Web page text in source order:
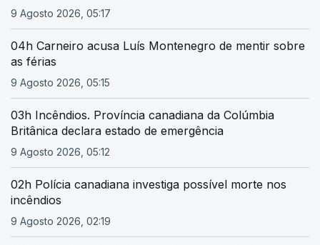
9 Agosto 2026, 05:17
04h Carneiro acusa Luís Montenegro de mentir sobre
as férias
9 Agosto 2026, 05:15
03h Incêndios. Província canadiana da Colúmbia
Britânica declara estado de emergência
9 Agosto 2026, 05:12
02h Polícia canadiana investiga possível morte nos
incêndios
9 Agosto 2026, 02:19